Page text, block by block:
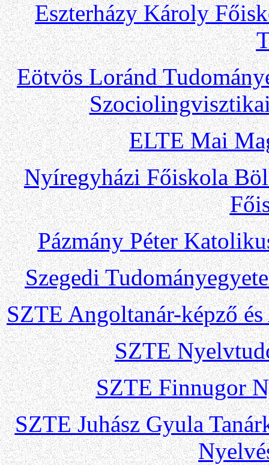
Eszterházy Károly F
Eötvös Loránd
ELTEMai
Nyíregyházi Főiskola
Pázmány Péter
Szegedi
SZTE Angoltanár-képző
SZTE
SZTE Finnugor
SZTE Juhász Gyula